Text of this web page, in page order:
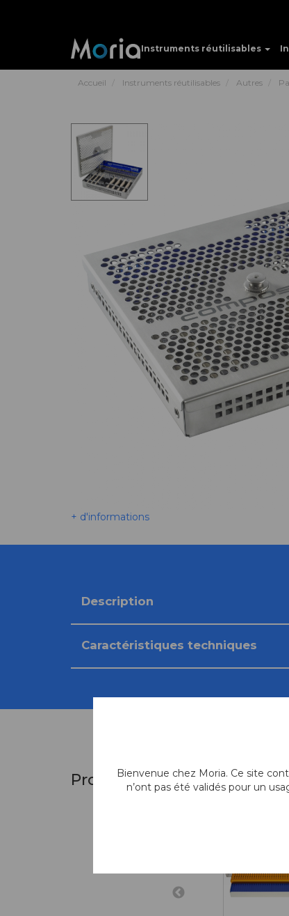
Instruments réutilisables
Accueil Instruments réutilisables Autres
+ d'informations
Description
Caractéristiques techniques
Produits similaires
Bienvenue chez Moria. Ce site
n’ont pas été validés pour un